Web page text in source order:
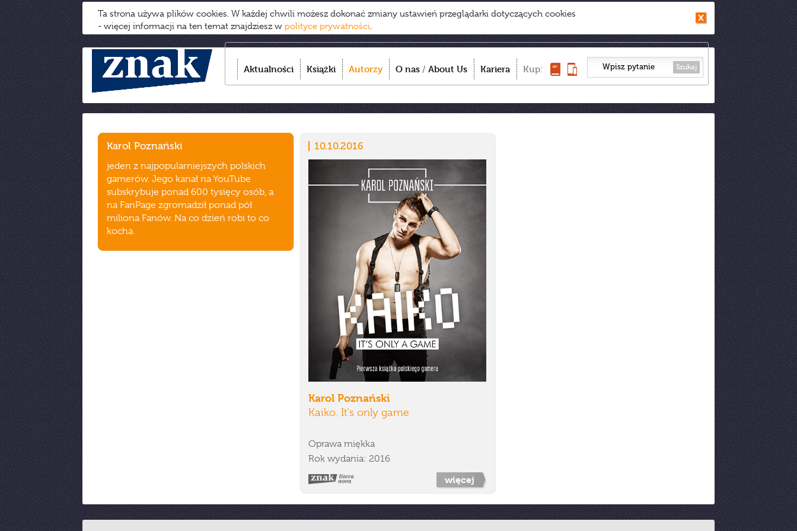
Ta strona używa plików cookies. W każdej chwili możesz dokonać zmiany ustawień przeglądarki dotyczących cookies
- więcej informacji na ten temat znajdziesz w polityce prywatności.
Aktualności Książki Autorzy O nas / About Us Kariera Kup: Szukaj
Karol Poznański
jeden z najpopularniejszych polskich
gamerów. Jego kanał na YouTube
subskrybuje ponad 600 tysięcy osób, a
na FanPage zgromadził ponad pół
miliona Fanów. Na co dzień robi to co
kocha.
10.10.2016
Karol Poznański
Kaiko. It's only game
Oprawa miękka
Rok wydania: 2016
więcej